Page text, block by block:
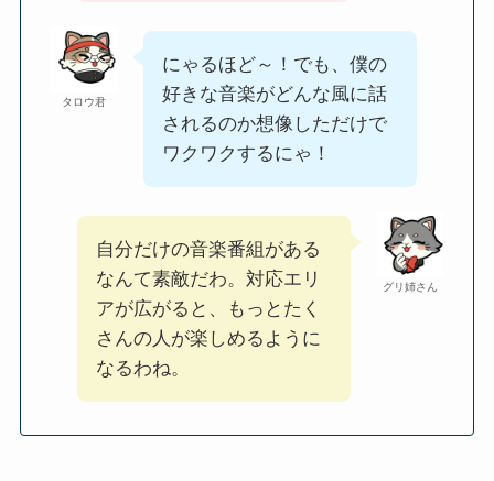
タロウ君
にゃるほど～！でも、僕の
好きな音楽がどんな風に話
されるのか想像しただけで
ワクワクするにゃ！
グリ姉さん
自分だけの音楽番組がある
なんて素敵だわ。対応エリ
アが広がると、もっとたく
さんの人が楽しめるように
なるわね。